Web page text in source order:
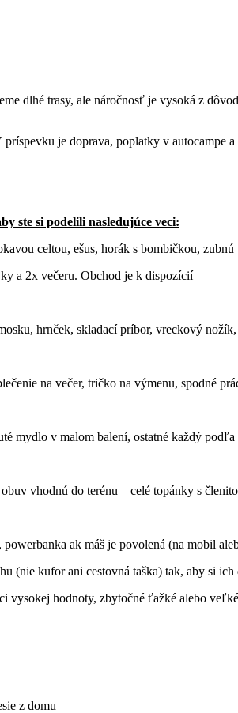
dlhé trasy, ale náročnosť je vysoká z
príspevku je doprava, poplatky v autocampe
ste si podelili nasledujúce veci:
celtou, ešus, horák s bombičkou,
a 2x večeru. Obchod je k dispozícií
hrnček, skladací príbor, vreckový
na večer, tričko na výmenu, spodné
mydlo v malom balení, ostatné každý podľa
vhodnú do terénu – celé topánky s
ak máš je povolená (na mobil
(nie kufor ani cestovná taška) tak, aby si
vysokej hodnoty, zbytočné ťažké alebo
z domu